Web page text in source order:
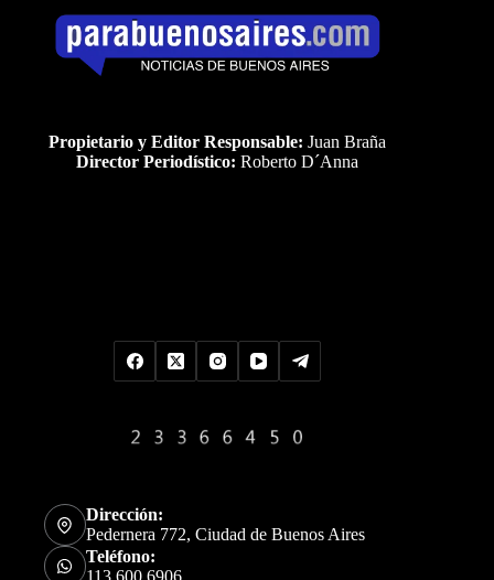
Propietario y Editor Responsable: Juan Braña
Director Periodístico: Roberto D´Anna
Dirección:
Pedernera 772, Ciudad de Buenos Aires
Teléfono:
113 600 6906